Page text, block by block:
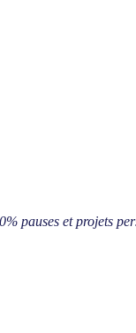
pauses et projets